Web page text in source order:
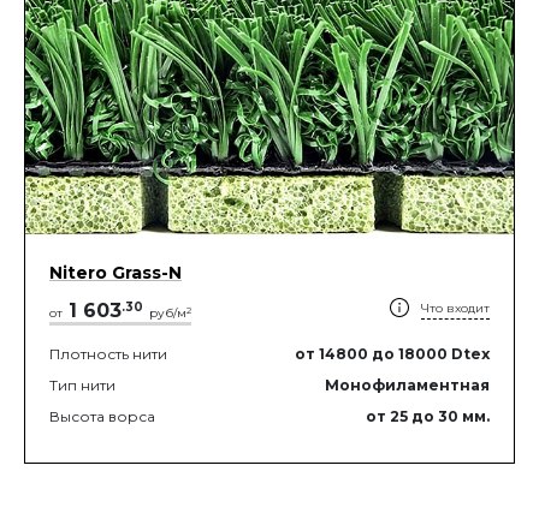
Nitero Grass-N
от 1 603.30 руб/м2 Что входит
Плотность нити от 14800 до 18000 Dtex
Тип нити
Монофиламентная
Высота ворса
от 25 до 30 мм.